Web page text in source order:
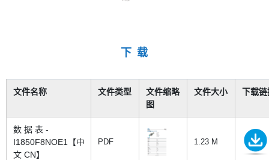
下 载
文件名称 文件类型
文件缩略
图
文件大小 下载链
数 据 表 -
I1850F8NOE1【中
文 CN】
PDF 1.23 M